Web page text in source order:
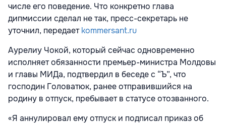
числе его поведение. Что конкретно глава
дипмиссии сделал не так, пресс-секретарь не
уточнил, передаетkommersant.ru
Аурелиу Чокой, который сейчас одновременно
исполняет обязанности премьер-министра Молдовы
и главы МИДа, подтвердил в беседе с “Ъ”, что
господин Головатюк, ранее отправившийся на
родину в отпуск, пребывает в статусе отозванного.
«Я аннулировал ему отпуск и подписал приказ об